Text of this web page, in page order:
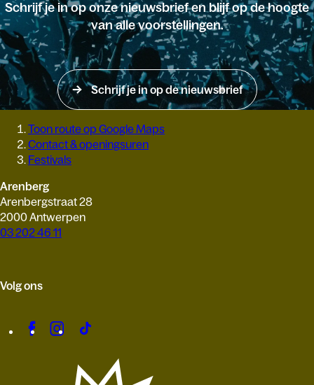
Schrijf je in op onze nieuwsbrief en blijf op de hoogte
van alle voorstellingen.
Schrijf je in op de nieuwsbrief
Toon route op Google Maps
Contact & openingsuren
Festivals
Arenberg
Arenbergstraat 28
2000 Antwerpen
03 202 46 11
Volg ons